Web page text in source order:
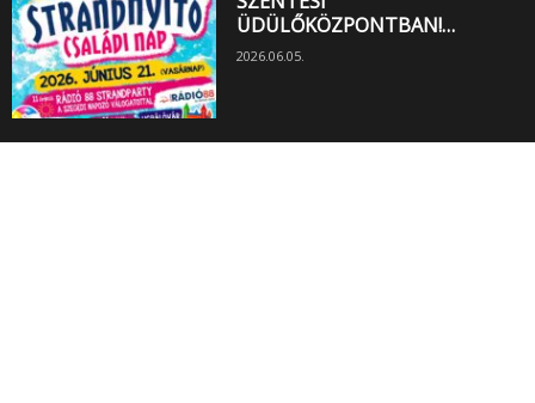
ÜDÜLŐKÖZPONTBAN!…
2026.06.05.